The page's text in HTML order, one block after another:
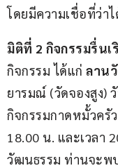
โดยมีความเชื่อที่ว่า
มิติที่ 2 กิจกรรมรื่น
กิจกรรม ได้แก่ ลาน
ยารมณ์ (วัดจองสูง)
กิจกรรมกาดหมั้วครั
18.00 น. และเวลา
วัฒนธรรม ท่านจะพ